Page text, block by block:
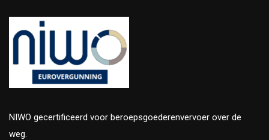
NIWO gecertificeerd voor beroepsgoederenvervoer over de
weg.